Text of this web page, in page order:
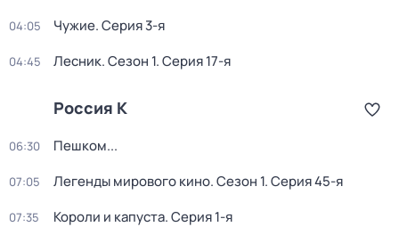
04:05 Чужие. Серия 3-я
04:45 Лесник. Сезон 1. Серия 17-я
Россия К
06:30 Пешком...
07:05 Легенды мирового кино. Сезон 1. Серия 45-я
07:35 Короли и капуста. Серия 1-я